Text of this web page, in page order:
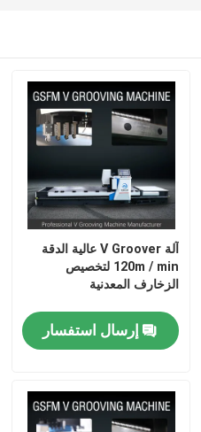
آلة V Groover عالية الدقة
120m / min لتخصيص
الزخارف المعدنية
إرسال استفسار